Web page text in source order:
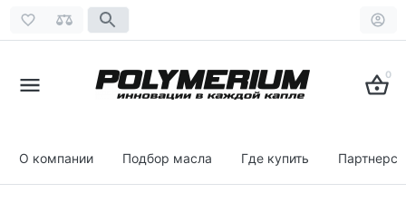
0
О компании Подбор масла Где купить